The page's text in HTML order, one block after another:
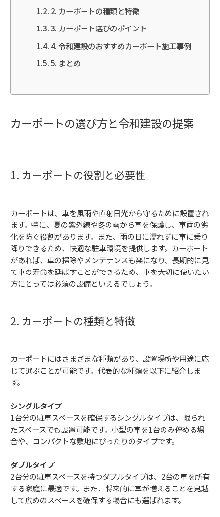
2. カーポートの種類と特徴
3. カーポート選びのポイント
4. 令和建設のおすすめカーポート施工事例
5. まとめ
カーポートの選び方と令和建設の提案
1. カーポートの役割と必要性
カーポートは、車を風雨や直射日光から守るために設置され
ます。特に、夏の紫外線や冬の雪から車を保護し、車両の劣
化を防ぐ役割があります。また、雨の日に濡れずに車に乗り
降りできるため、快適な駐車環境を提供します。カーポート
があれば、車の掃除やメンテナンスも楽になり、長期的に見
て車の寿命を延ばすことができるため、車を大切に使いたい
方にとっては必須の設備といえるでしょう。
2. カーポートの種類と特徴
カーポートにはさまざまな種類があり、設置場所や用途に応
じて選ぶことが可能です。代表的な種類を以下に紹介しま
す。
シングルタイプ
1台分の駐車スペースを確保するシングルタイプは、限られ
たスペースでも設置可能です。小型の車を1台のみ停める場
合や、コンパクトな敷地にぴったりのタイプです。
ダブルタイプ
2台分の駐車スペースを持つダブルタイプは、2台の車を所有
する家庭に最適です。また、将来的に車が増えることを見越
して広めのスペースを確保する場合にも選ばれます。